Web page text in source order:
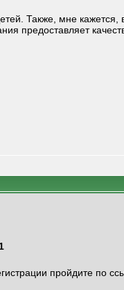
Также, мне кажется,
предоставляет
пройдите по